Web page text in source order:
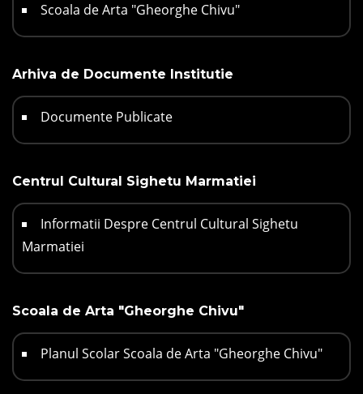
Scoala de Arta "Gheorghe Chivu"
Arhiva de Documente Institutie
Documente Publicate
Centrul Cultural Sighetu Marmatiei
Informatii Despre Centrul Cultural Sighetu
Marmatiei
Scoala de Arta "Gheorghe Chivu"
Planul Scolar Scoala de Arta "Gheorghe Chivu"